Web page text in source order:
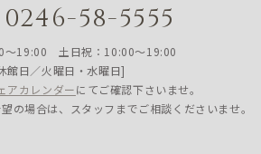
58-5555
〜19:00 土日祝：10:00〜19:00
館日／火曜日・水曜日]
アカレンダーにてご確認下さいませ。
の場合は、スタッフまでご相談くださいませ。